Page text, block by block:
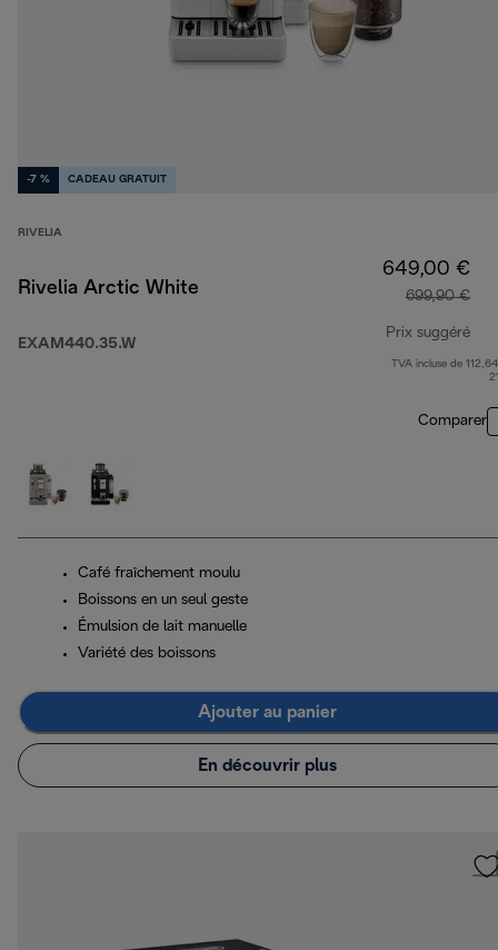
-7 % CADEAU GRATUIT
RIVELIA
Rivelia Arctic White
EXAM440.35.W
649,00 €
699,90 €
Prix suggéré
TVA incluse de
Comparer
Café fraîchement moulu
Boissons en un seul geste
Émulsion de lait manuelle
Variété des boissons
Ajouter au panier
En découvrir plus